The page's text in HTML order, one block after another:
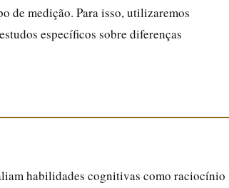
de medição. Para isso, utilizaremos
específicos sobre diferenças
habilidades cognitivas como raciocínio